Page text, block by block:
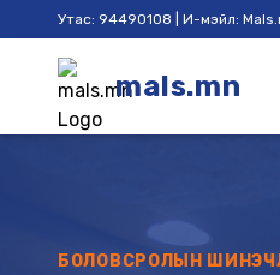
Утас: 94490108 | И-мэйл:
mals.mn
БОЛОВСРОЛЫН